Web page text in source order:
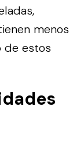
menos
de estos